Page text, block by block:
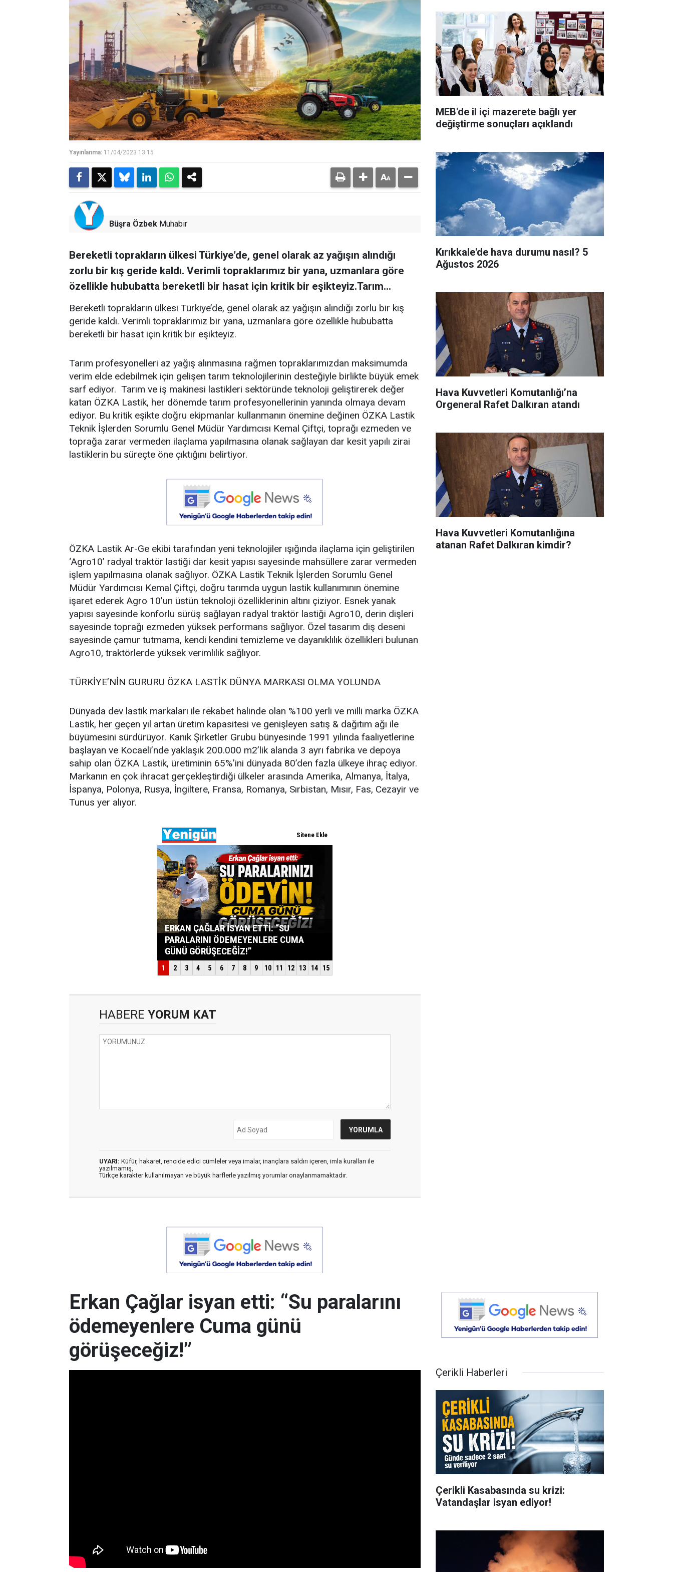
Yayınlanma: 11/04/2023 13:15
Büşra Özbek Muhabir
Bereketli toprakların ülkesi Türkiye’de, genel olarak az yağışın alındığı
zorlu bir kış geride kaldı. Verimli topraklarımız bir yana, uzmanlara göre
özellikle hububatta bereketli bir hasat için kritik bir eşikteyiz.Tarım...
Bereketli toprakların ülkesi Türkiye’de, genel olarak az yağışın alındığı zorlu bir kış
geride kaldı. Verimli topraklarımız bir yana, uzmanlara göre özellikle hububatta
bereketli bir hasat için kritik bir eşikteyiz.
Tarım profesyonelleri az yağış alınmasına rağmen topraklarımızdan maksimumda
verim elde edebilmek için gelişen tarım teknolojilerinin desteğiyle birlikte büyük emek
sarf ediyor. Tarım ve iş makinesi lastikleri sektöründe teknoloji geliştirerek değer
katan ÖZKA Lastik, her dönemde tarım profesyonellerinin yanında olmaya devam
ediyor. Bu kritik eşikte doğru ekipmanlar kullanmanın önemine değinen ÖZKA Lastik
Teknik İşlerden Sorumlu Genel Müdür Yardımcısı Kemal Çiftçi, toprağı ezmeden ve
toprağa zarar vermeden ilaçlama yapılmasına olanak sağlayan dar kesit yapılı zirai
lastiklerin bu süreçte öne çıktığını belirtiyor.
ÖZKA Lastik Ar-Ge ekibi tarafından yeni teknolojiler ışığında ilaçlama için geliştirilen
‘Agro10’ radyal traktör lastiği dar kesit yapısı sayesinde mahsüllere zarar vermeden
işlem yapılmasına olanak sağlıyor. ÖZKA Lastik Teknik İşlerden Sorumlu Genel
Müdür Yardımcısı Kemal Çiftçi, doğru tarımda uygun lastik kullanımının önemine
işaret ederek Agro 10’un üstün teknoloji özelliklerinin altını çiziyor. Esnek yanak
yapısı sayesinde konforlu sürüş sağlayan radyal traktör lastiği Agro10, derin dişleri
sayesinde toprağı ezmeden yüksek performans sağlıyor. Özel tasarım diş deseni
sayesinde çamur tutmama, kendi kendini temizleme ve dayanıklılık özellikleri bulunan
Agro10, traktörlerde yüksek verimlilik sağlıyor.
TÜRKİYE’NİN GURURU ÖZKA LASTİK DÜNYA MARKASI OLMA YOLUNDA
Dünyada dev lastik markaları ile rekabet halinde olan %100 yerli ve milli marka ÖZKA
Lastik, her geçen yıl artan üretim kapasitesi ve genişleyen satış & dağıtım ağı ile
büyümesini sürdürüyor. Kanık Şirketler Grubu bünyesinde 1991 yılında faaliyetlerine
başlayan ve Kocaeli’nde yaklaşık 200.000 m2’lik alanda 3 ayrı fabrika ve depoya
sahip olan ÖZKA Lastik, üretiminin 65%’ini dünyada 80’den fazla ülkeye ihraç ediyor.
Markanın en çok ihracat gerçekleştirdiği ülkeler arasında Amerika, Almanya, İtalya,
İspanya, Polonya, Rusya, İngiltere, Fransa, Romanya, Sırbistan, Mısır, Fas, Cezayir ve
Tunus yer alıyor.
HABERE YORUM KAT
UYARI: Küfür, hakaret, rencide edici cümleler veya imalar, inançlara saldırı içeren, imla kuralları ile
yazılmamış,
Türkçe karakter kullanılmayan ve büyük harflerle yazılmış yorumlar onaylanmamaktadır.
MEB'de il içi mazerete bağlı yer
değiştirme sonuçları açıklandı
Kırıkkale'de hava durumu nasıl? 5
Ağustos 2026
Hava Kuvvetleri Komutanlığı’na
Orgeneral Rafet Dalkıran atandı
Hava Kuvvetleri Komutanlığına
atanan Rafet Dalkıran kimdir?
Erkan Çağlar isyan etti: “Su paralarını
ödemeyenlere Cuma günü
görüşeceğiz!”
Çerikli Haberleri
Çerikli Kasabasında su krizi:
Vatandaşlar isyan ediyor!